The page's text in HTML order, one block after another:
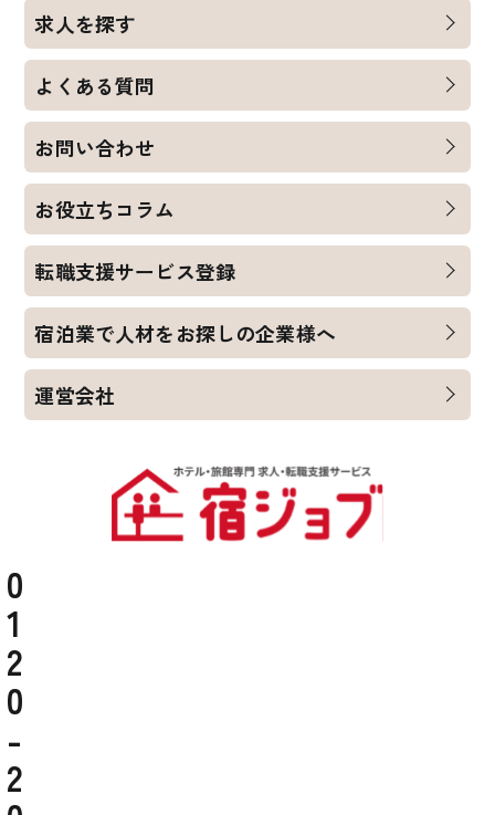
0
1
2
0
-
2
求人を探す
よくある質問
お問い合わせ
お役立ちコラム
転職支援サービス登録
宿泊業で人材をお探しの企業様へ
運営会社